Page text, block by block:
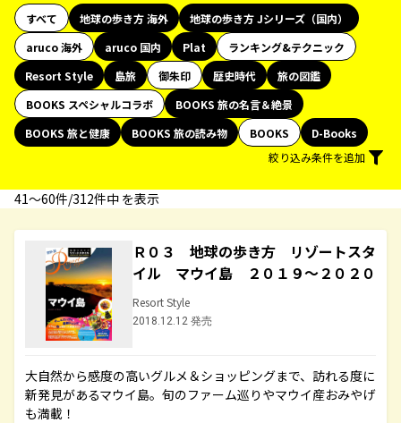
すべて 地球の歩き方 海外
地球の歩き方 Jシリーズ（国内）
aruco 海外
aruco 国内 Plat
ランキング&テクニック
Resort Style
島旅 御朱印 歴史時代
旅の図鑑
BOOKS スペシャルコラボ
BOOKS 旅の名言＆絶景
BOOKS 旅と健康
BOOKS 旅の読み物 BOOKS
D-Books
絞り込み条件を追加
41〜60件/312件中 を表示
Ｒ０３ 地球の歩き方 リゾートスタ
イル マウイ島 ２０１９～２０２０
Resort Style
2018.12.12 発売
大自然から感度の高いグルメ＆ショッピングまで、訪れる度に
新発見があるマウイ島。旬のファーム巡りやマウイ産おみやげ
も満載！